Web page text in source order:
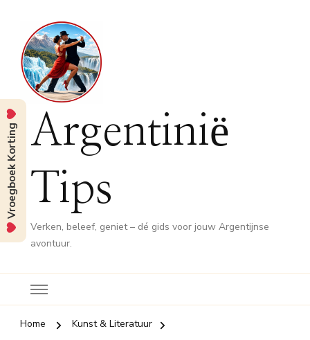
Argentinië
Tips
Verken, beleef, geniet – dé gids voor jouw Argentijnse
avontuur.
Home
Kunst & Literatuur
Vroegboek Korting